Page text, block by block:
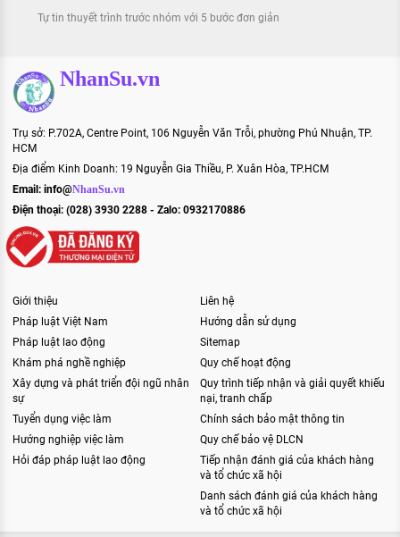
Tự tin thuyết trình trước nhóm với 5 bước đơn giản
NhanSu.vn
Trụ sở: P.702A, Centre Point, 106 Nguyễn Văn Trỗi, phường Phú Nhuận, TP.
HCM
Địa điểm Kinh Doanh: 19 Nguyễn Gia Thiều, P. Xuân Hòa, TP.HCM
Email: info@NhanSu.vn
Điện thoại: (028) 3930 2288 - Zalo: 0932170886
Giới thiệu
Pháp luật Việt Nam
Pháp luật lao động
Khám phá nghề nghiệp
Xây dựng và phát triển đội ngũ nhân
sự
Tuyển dụng việc làm
Hướng nghiệp việc làm
Hỏi đáp pháp luật lao động
Liên hệ
Hướng dẫn sử dụng
Sitemap
Quy chế hoạt động
Quy trình tiếp nhận và giải quyết khiếu
nại, tranh chấp
Chính sách bảo mật thông tin
Quy chế bảo vệ DLCN
Tiếp nhận đánh giá của khách hàng
và tổ chức xã hội
Danh sách đánh giá của khách hàng
và tổ chức xã hội